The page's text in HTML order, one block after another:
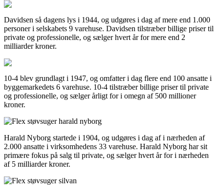
Davidsen så dagens lys i 1944, og udgøres i dag af mere end 1.000
personer i selskabets 9 varehuse. Davidsen tilstræber billige priser til
private og professionelle, og sælger hvert år for mere end 2
milliarder kroner.
10-4 blev grundlagt i 1947, og omfatter i dag flere end 100 ansatte i
byggemarkedets 6 varehuse. 10-4 tilstræber billige priser til private
og professionelle, og sælger årligt for i omegn af 500 millioner
kroner.
Harald Nyborg startede i 1904, og udgøres i dag af i nærheden af
2.000 ansatte i virksomhedens 33 varehuse. Harald Nyborg har sit
primære fokus på salg til private, og sælger hvert år for i nærheden
af 5 milliarder kroner.